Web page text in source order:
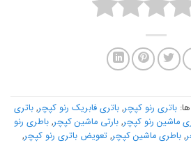
باتری رنو کپچر, باتری فابریک رنو کپچر, باتری
ماشین رنو کپچر, بارتی ماشین کپچر, باطری رنو
,باطری ماشین کپچر,تعویض باتری رنو کپچر,